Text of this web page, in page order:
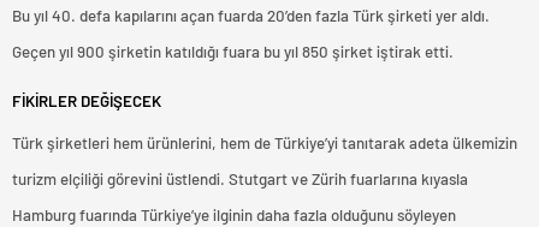
Bu yıl 40. defa kapılarını açan fuarda 20’den fazla Türk şirketi yer aldı.
Geçen yıl 900 şirketin katıldığı fuara bu yıl 850 şirket iştirak etti.
FİKİRLER DEĞİŞECEK
Türk şirketleri hem ürünlerini, hem de Türkiye’yi tanıtarak adeta ülkemizin
turizm elçiliği görevini üstlendi. Stutgart ve Zürih fuarlarına kıyasla
Hamburg fuarında Türkiye’ye ilginin daha fazla olduğunu söyleyen